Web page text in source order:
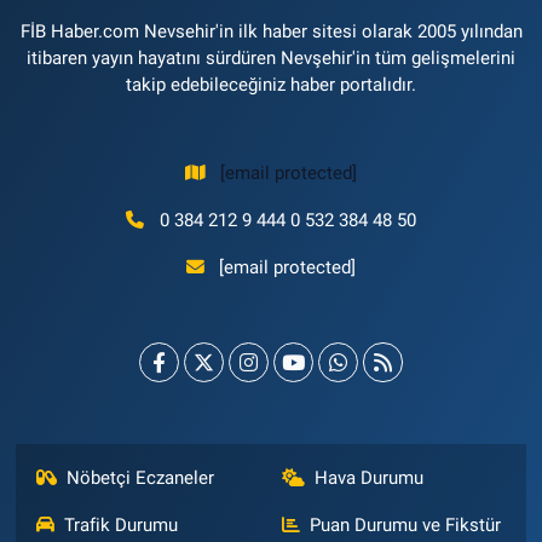
FİB Haber.com Nevsehir'in ilk haber sitesi olarak 2005 yılından
itibaren yayın hayatını sürdüren Nevşehir'in tüm gelişmelerini
takip edebileceğiniz haber portalıdır.
[email protected]
0 384 212 9 444 0 532 384 48 50
[email protected]
Nöbetçi Eczaneler Hava Durumu
Trafik Durumu Puan Durumu ve Fikstür